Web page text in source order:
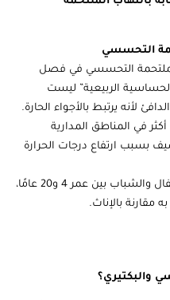
التحسسي في فصل
الربيعية” ليست
لأنه يرتبط بالأجواء الحارة.
في المناطق المدارية
بسبب ارتفاع درجات الحرارة
غالبًا ما يصيب الأطفال والشباب بين عمر 4 و20 عامًا،
مقارنة بالإناث.
والبكتيري؟